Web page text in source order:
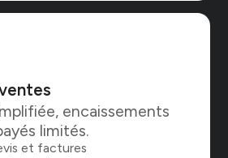
encaissements
limités.
et factures